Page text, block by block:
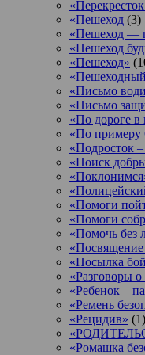
«Пешеход (3)
«Пешеход —
«Пешеход
«Пешеход»
«Письмо
«Письмо
«По дороге в
«По примеру
«Подросток
«Поиск
«Помоги
«Помоги
«Помочь без
«Посвящение
«Посылка
«Разговоры
«Ребенок –
«Ремень
«Рецидив» (1)
«Ромашка